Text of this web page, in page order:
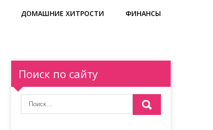
ДОМАШНИЕ ХИТРОСТИ ФИНАНСЫ
Поиск по сайту